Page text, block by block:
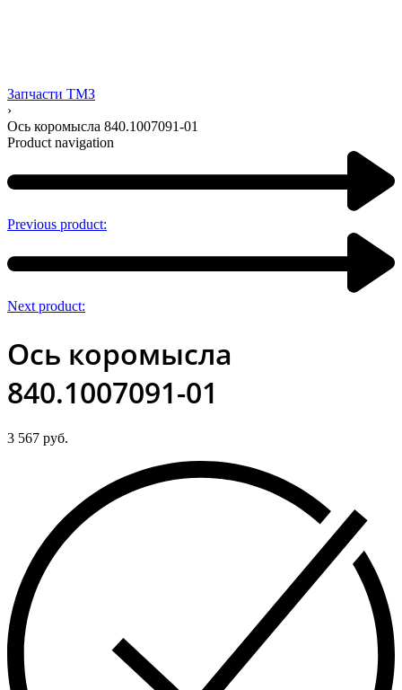
Запчасти ТМЗ
›
Ось коромысла 840.1007091-01
Product navigation
Previous product:
Next product:
Ось коромысла
840.1007091-01
3 567 руб.